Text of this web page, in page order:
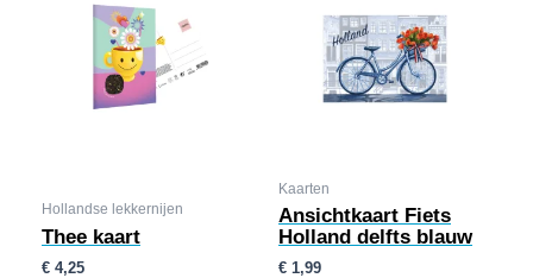
Hollandse lekkernijen
Thee kaart
€ 4,25
Kaarten
Ansichtkaart Fiets
Holland delfts blauw
€ 1,99